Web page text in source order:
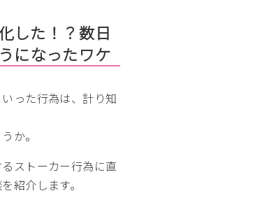
した！？数日
になったワケ
った行為は、計り知
か。
ストーカー行為に直
紹介します。